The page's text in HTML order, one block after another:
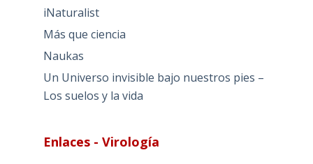
iNaturalist
Más que ciencia
Naukas
Un Universo invisible bajo nuestros pies –
Los suelos y la vida
Enlaces - Virología